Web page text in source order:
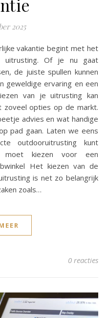
2025
uitrusting. Of je nu gaat
de juiste spullen kunnen
geweldige ervaring en een
van je uitrusting kan
zoveel opties op de markt.
advies en wat handige
pad gaan. Laten we eens
outdooruitrusting kunt
moet kiezen voor een
Het kiezen van de
is net zo belangrijk
zoals…
0 reacties